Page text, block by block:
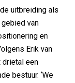
uitbreiding als
van
en
Erik van
drietal een
bestuur. ‘We